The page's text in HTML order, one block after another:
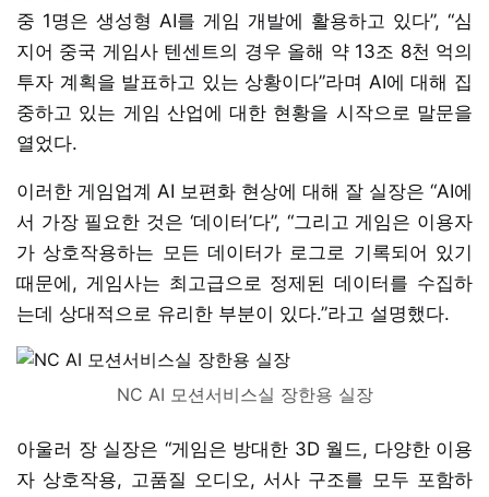
중 1명은 생성형 AI를 게임 개발에 활용하고 있다”, “심
지어 중국 게임사 텐센트의 경우 올해 약 13조 8천 억의
투자 계획을 발표하고 있는 상황이다”라며 AI에 대해 집
중하고 있는 게임 산업에 대한 현황을 시작으로 말문을
열었다.
이러한 게임업계 AI 보편화 현상에 대해 잘 실장은 “AI에
서 가장 필요한 것은 ‘데이터’다”, “그리고 게임은 이용자
가 상호작용하는 모든 데이터가 로그로 기록되어 있기
때문에, 게임사는 최고급으로 정제된 데이터를 수집하
는데 상대적으로 유리한 부분이 있다.”라고 설명했다.
NC AI 모션서비스실 장한용 실장
아울러 장 실장은 “게임은 방대한 3D 월드, 다양한 이용
자 상호작용, 고품질 오디오, 서사 구조를 모두 포함하